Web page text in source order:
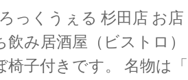
っくうぇる 杉田店 お店
み居酒屋（ビストロ）
子付きです。 名物は「